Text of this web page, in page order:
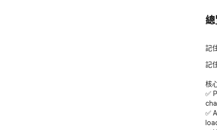
記
記
核
✅
✅